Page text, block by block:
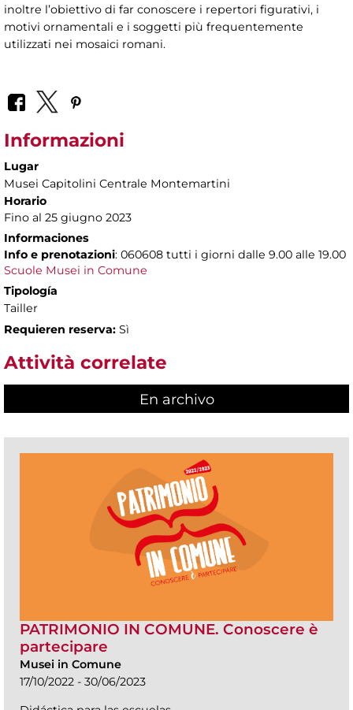
inoltre l’obiettivo di far conoscere i repertori figurativi, i
motivi ornamentali e i soggetti più frequentemente
utilizzati nei mosaici romani.
Informazioni
Lugar
Musei Capitolini Centrale Montemartini
Horario
Fino al 25 giugno 2023
Informaciones
Info e prenotazioni: 060608 tutti i giorni dalle 9.00 alle 19.00
Scuole Musei in Comune
Tipología
Tailler
Requieren reserva: Sì
Attività correlate
En archivo
PATRIMONIO IN COMUNE. Conoscere è
partecipare
Musei in Comune
17/10/2022 - 30/06/2023